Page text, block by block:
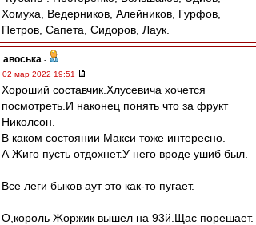
Хомуха, Ведерников, Алейников, Гурфов,
Петров, Сапета, Сидоров, Лаук.
авоська -
02 мар 2022 19:51
Хороший составчик.Хлусевича хочется
посмотреть.И наконец понять что за фрукт
Николсон.
В каком состоянии Макси тоже интересно.
А Жиго пусть отдохнет.У него вроде ушиб был.
Все леги быков аут это как-то пугает.
О,король Жоржик вышел на 93й.Щас порешает.